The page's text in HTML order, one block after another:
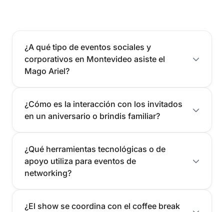
¿A qué tipo de eventos sociales y
corporativos en Montevideo asiste el
Mago Ariel?
¿Cómo es la interacción con los invitados
en un aniversario o brindis familiar?
¿Qué herramientas tecnológicas o de
apoyo utiliza para eventos de
networking?
¿El show se coordina con el coffee break